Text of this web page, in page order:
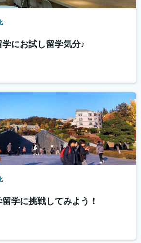
にお試し留学気分♪
学に挑戦してみよう！